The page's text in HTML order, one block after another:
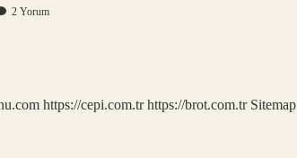
2 Yorum
https://cepi.com.tr https://brot.com.tr Sitemap